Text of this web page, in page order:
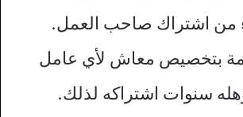
من اشتراك صاحب العمل.
بتخصيص معاش لأي عامل
سنوات اشتراكه لذلك.